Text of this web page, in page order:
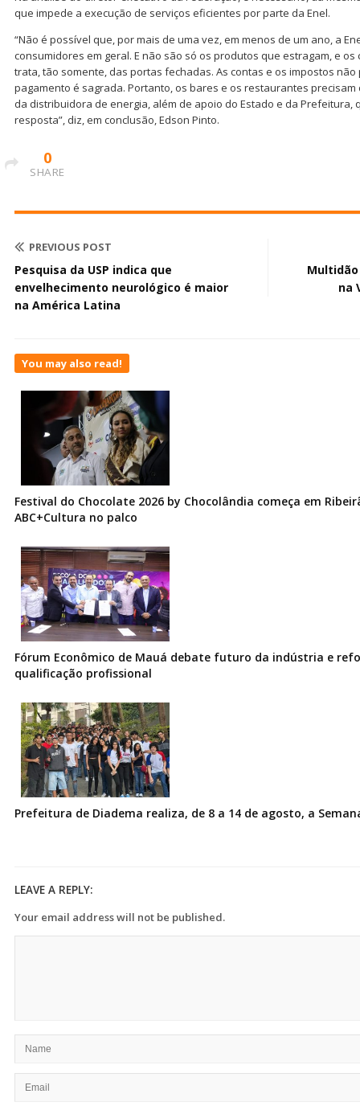
que impede a execução de serviços eficientes por parte da Enel.
“Não é possível que, por mais de uma vez, em menos de um ano, a
consumidores em geral. E não são só os produtos que estragam, e
trata, tão somente, das portas fechadas. As contas e os impostos
pagamento é sagrada. Portanto, os bares e os restaurantes
da distribuidora de energia, além de apoio do Estado e da Prefeitura,
resposta”, diz, em conclusão, Edson Pinto.
0
SHARE
PREVIOUS POST
Pesquisa da USP indica que
envelhecimento neurológico é maior
na América Latina
na
You may also read!
Festival do Chocolate 2026 by Chocolândia começa em
ABC+Cultura no palco
Fórum Econômico de Mauá debate futuro da indústria e
qualificação profissional
Prefeitura de Diadema realiza, de 8 a 14 de agosto, a
LEAVE A REPLY:
Your email address will not be published.